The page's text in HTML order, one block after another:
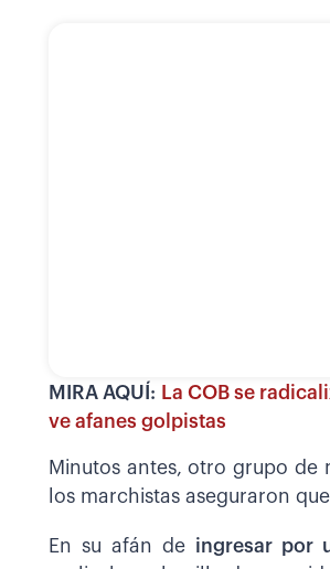
MIRA AQUÍ: La COB se
ve afanes golpistas
Minutos antes, otro grupo de
los marchistas aseguraron que
En su afán de ingresar por